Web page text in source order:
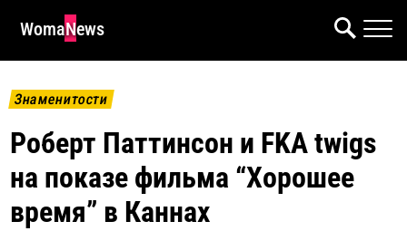
WomaNews
Знаменитости
Роберт Паттинсон и FKA twigs
на показе фильма “Хорошее
время” в Каннах